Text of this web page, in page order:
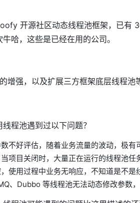
开源社区动态线程池框架，已有
哈，这些是已经在用的公司。
增强，以及扩展三方框架底层线程
程池遇到过以下问题？
不好评估，随着业务流量的波动，极有
项目关闭时，大量正在运行的线程池任
使用过程中业务无响应，不知道是不是
、Dubbo 等线程池无法动态修改参数，